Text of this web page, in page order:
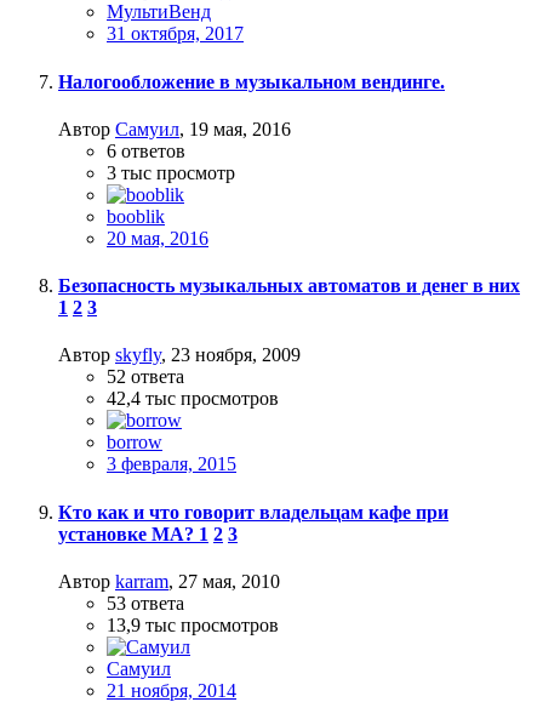
МультиВенд
31 октября, 2017
Налогообложение в музыкальном вендинге.
Автор Самуил, 19 мая, 2016
6 ответов
3 тыс просмотр
booblik
20 мая, 2016
Безопасность музыкальных автоматов и денег в них
1 2 3
Автор skyfly, 23 ноября, 2009
52 ответа
42,4 тыс просмотров
borrow
3 февраля, 2015
Кто как и что говорит владельцам кафе при
установке МА? 1 2 3
Автор karram, 27 мая, 2010
53 ответа
13,9 тыс просмотров
Самуил
21 ноября, 2014